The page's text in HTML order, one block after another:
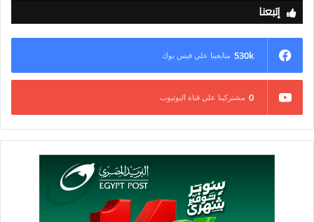
إتبعنا
530k متابعينا علي فيس بوك
0 مشتركينا علي قناة اليوتيوب